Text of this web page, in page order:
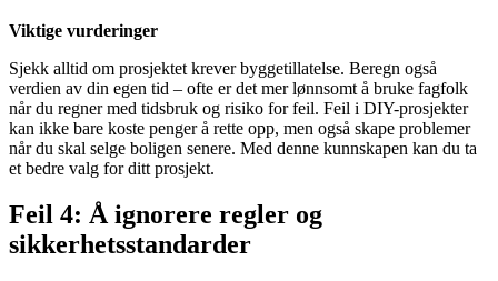
Viktige vurderinger
Sjekk alltid om prosjektet krever byggetillatelse. Beregn også
verdien av din egen tid – ofte er det mer lønnsomt å bruke fagfolk
når du regner med tidsbruk og risiko for feil. Feil i DIY-prosjekter
kan ikke bare koste penger å rette opp, men også skape problemer
når du skal selge boligen senere. Med denne kunnskapen kan du ta
et bedre valg for ditt prosjekt.
Feil 4: Å ignorere regler og
sikkerhetsstandarder